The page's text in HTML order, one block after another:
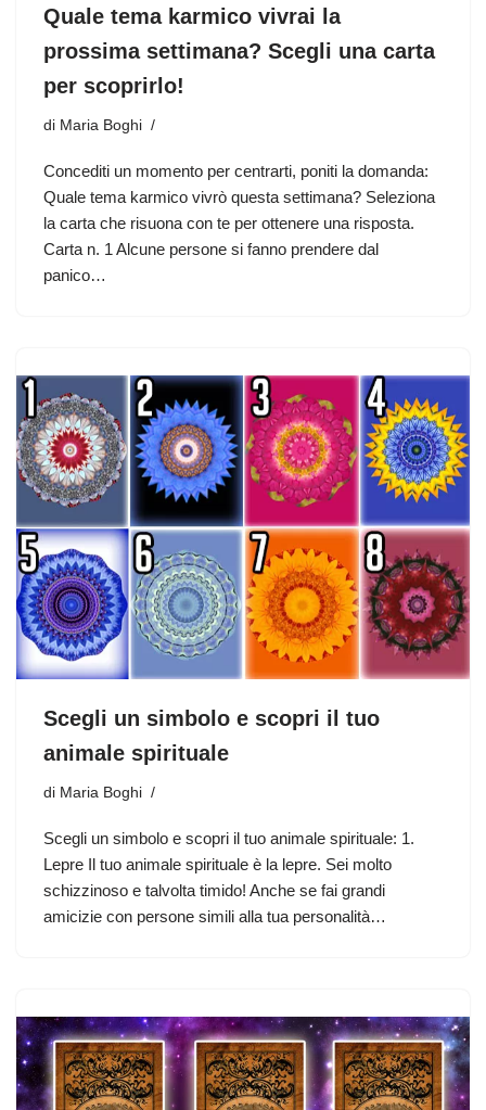
Quale tema karmico vivrai la
prossima settimana? Scegli una carta
per scoprirlo!
di Maria Boghi
Concediti un momento per centrarti, poniti la domanda:
Quale tema karmico vivrò questa settimana? Seleziona
la carta che risuona con te per ottenere una risposta.
Carta n. 1 Alcune persone si fanno prendere dal
panico…
Scegli un simbolo e scopri il tuo
animale spirituale
di Maria Boghi
Scegli un simbolo e scopri il tuo animale spirituale: 1.
Lepre Il tuo animale spirituale è la lepre. Sei molto
schizzinoso e talvolta timido! Anche se fai grandi
amicizie con persone simili alla tua personalità…